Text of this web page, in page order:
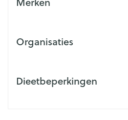
Organisaties
Dieetbeperkingen